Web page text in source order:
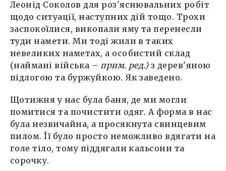
Леонід Соколов для роз'яснювальних робіт
щодо ситуації, наступних дій тощо. Трохи
заспокоїлися, викопали яму та перенесли
туди намети. Ми тоді жили в таких
невеликих наметах, а особистий склад
(наймані війська – прим. ред.) з дерев'яною
підлогою та буржуйкою. Як заведено.
Щотижня у нас була баня, де ми могли
помитися та почистити одяг. А форма в нас
була незвичайна, а просякнута свинцевим
пилом. Її було просто неможливо вдягати на
голе тіло, тому піддягали кальсони та
сорочку.